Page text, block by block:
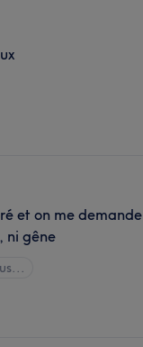
et on me demande
ni gêne